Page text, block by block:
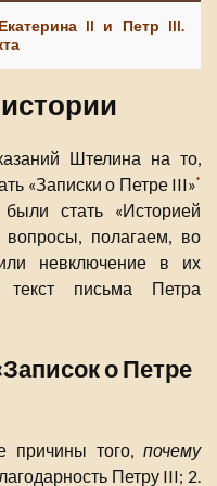
II и Петр III.
Штелина на то,
«Записки о Петре III»*
стать «Историей
полагаем, во
невключение в их
текст письма Петра
о Петре
того, почему
Петру III; 2.